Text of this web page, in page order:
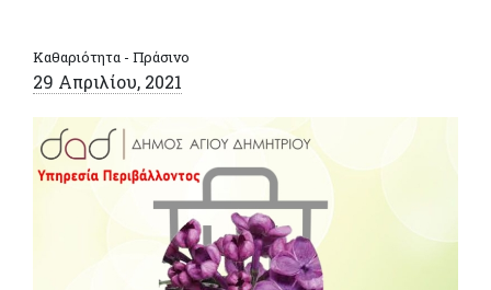
Καθαριότητα - Πράσινο
29 Απριλίου, 2021